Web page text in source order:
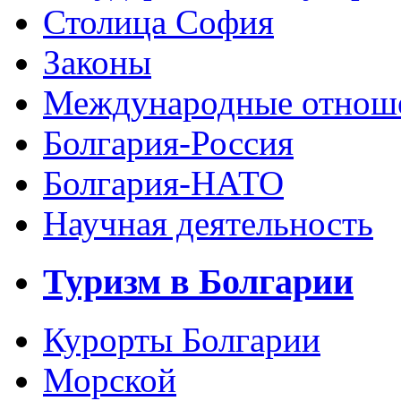
Столица София
Законы
Международные
Болгария-Россия
Болгария-НАТО
Научная деятельность
Туризм в Болгарии
Курорты Болгарии
Морской